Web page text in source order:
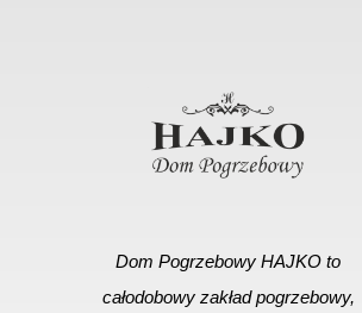
Dom Pogrzebowy HAJKO to
całodobowy zakład pogrzebowy,